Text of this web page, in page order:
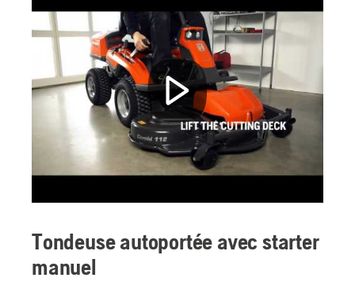
Tondeuse autoportée avec starter
manuel